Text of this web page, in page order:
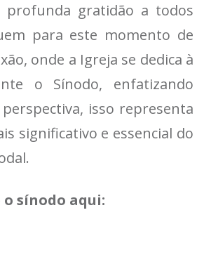
profunda gratidão a todos
para este momento de
onde a Igreja se dedica à
o Sínodo, enfatizando
isso representa
significativo e essencial do
sínodo aqui: